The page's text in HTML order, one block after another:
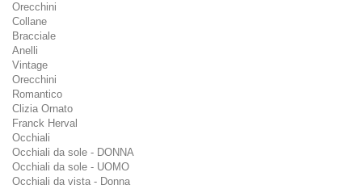
Orecchini
Collane
Bracciale
Anelli
Vintage
Orecchini
Romantico
Clizia Ornato
Franck Herval
Occhiali
Occhiali da sole - DONNA
Occhiali da sole - UOMO
Occhiali da vista - Donna